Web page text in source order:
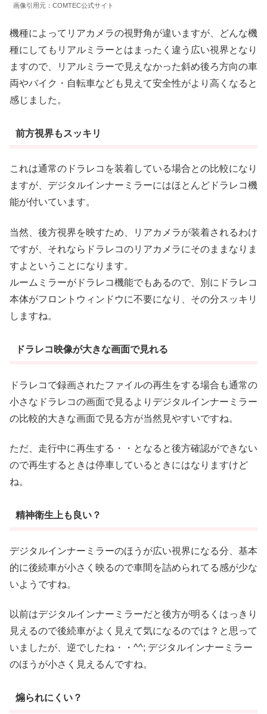
画像引用元：COMTEC公式サイト
機種によってリアカメラの視野角が違いますが、どんな機
種にしてもリアルミラーとはまったく違う広い視界となり
ますので、リアルミラーで見えなかった斜め後ろ方向の車
両やバイク・自転車なども見えて安全性がより高くなると
感じました。
前方視界もスッキリ
これは通常のドラレコを装着している場合との比較になり
ますが、デジタルインナーミラーにはほとんどドラレコ機
能が付いています。
当然、後方視界を映すため、リアカメラが装着されるわけ
ですが、それならドラレコのリアカメラにそのままなりま
すよということになります。
ルームミラーがドラレコ機能でもあるので、別にドラレコ
本体がフロントウィンドウに不要になり、その分スッキリ
しますね。
ドラレコ映像が大きな画面で見れる
ドラレコで録画されたファイルの再生をする場合も通常の
小さなドラレコの画面で見るよりデジタルインナーミラー
の比較的大きな画面で見る方が当然見やすいですね。
ただ、走行中に再生する・・となると後方確認ができない
ので再生するときは停車しているときにはなりますけど
ね。
精神衛生上も良い？
デジタルインナーミラーのほうが広い視界になる分、基本
的に後続車が小さく映るので車間を詰められてる感が少な
いようですね。
以前はデジタルインナーミラーだと後方が明るくはっきり
見えるので後続車がよく見えて気になるのでは？と思って
いましたが、逆でしたね・・^^; デジタルインナーミラー
のほうが小さく見えるんですね。
煽られにくい？